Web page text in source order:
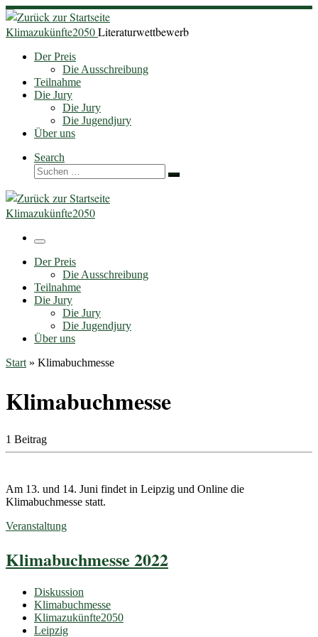
Zum
Inhalt
springen
Klimazukünfte2050Literaturwettbewerb
Der Preis
Die Ausschreibung
Teilnahme
Die Jury
Die Jury
Die Jugendjury
Über uns
Search
Suche
Suchen …
Klimazukünfte2050
Menü
Der Preis
Die Ausschreibung
Teilnahme
Die Jury
Die Jury
Die Jugendjury
Über uns
Start » Klimabuchmesse
Klimabuchmesse
1 Beitrag
Am 13. und 14. Juni findet in Leipzig und Online die
Klimabuchmesse statt.
Veranstaltung
Klimabuchmesse 2022
Diskussion
Klimabuchmesse
Klimazukünfte2050
Leipzig